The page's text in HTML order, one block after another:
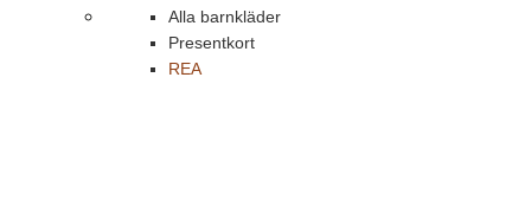
Alla barnkläder
Presentkort
REA